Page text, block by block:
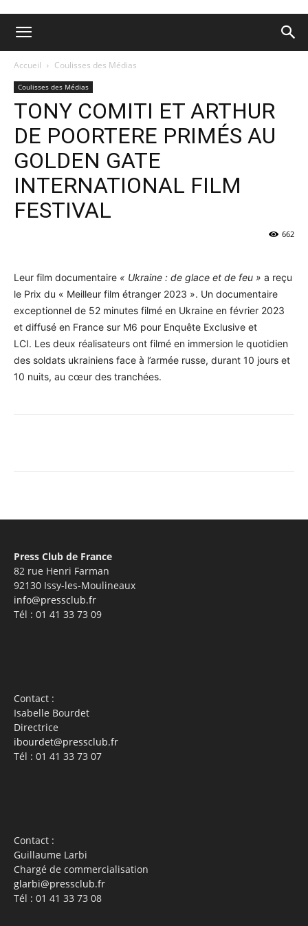
Accueil Coulisses des Médias
Coulisses des Médias
TONY COMITI ET ARTHUR
DE POORTERE PRIMÉS AU
GOLDEN GATE
INTERNATIONAL FILM
FESTIVAL
662
Leur film documentaire « Ukraine : de glace et de feu » a reçu
le Prix du « Meilleur film étranger 2023 ». Un documentaire
exceptionnel de 52 minutes filmé en Ukraine en février 2023
et diffusé en France sur M6 pour Enquête Exclusive et
LCI. Les deux réalisateurs ont filmé en immersion le quotidien
des soldats ukrainiens face à l’armée russe, durant 10 jours et
10 nuits, au cœur des tranchées.
Press Club de France
82 rue Henri Farman
92130 Issy-les-Moulineaux
info@pressclub.fr
Tél : 01 41 33 73 09
Contact :
Isabelle Bourdet
Directrice
ibourdet@pressclub.fr
Tél : 01 41 33 73 07
Contact :
Guillaume Larbi
Chargé de commercialisation
glarbi@pressclub.fr
Tél : 01 41 33 73 08